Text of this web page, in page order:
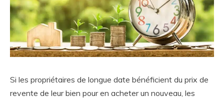
Si les propriétaires de longue date bénéficient du prix de
revente de leur bien pour en acheter un nouveau, les